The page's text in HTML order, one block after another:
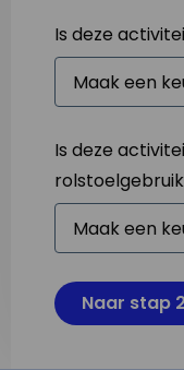
Is deze
Is deze